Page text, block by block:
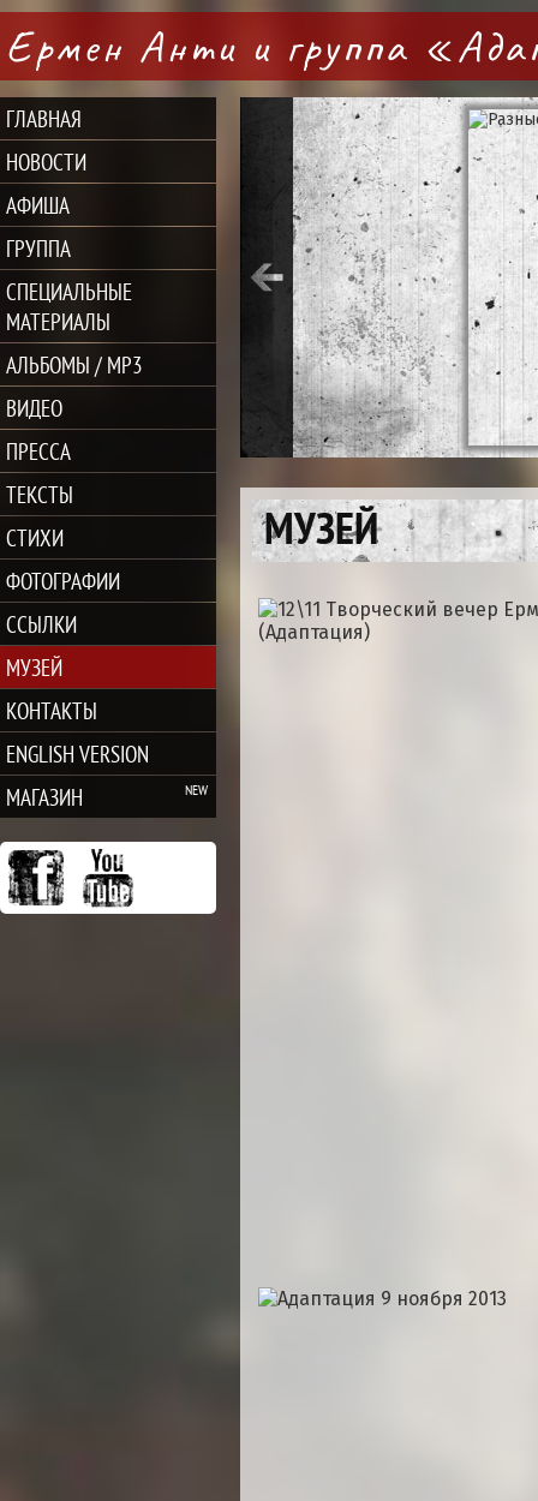
Ермен Анти и группа
ГЛАВНАЯ
НОВОСТИ
АФИША
ГРУППА
СПЕЦИАЛЬНЫЕ
МАТЕРИАЛЫ
АЛЬБОМЫ / MP3
ВИДЕО
ПРЕССА
ТЕКСТЫ
СТИХИ
ФОТОГРАФИИ
ССЫЛКИ
МУЗЕЙ
КОНТАКТЫ
ENGLISH VERSION
МАГАЗИН
МУЗЕЙ